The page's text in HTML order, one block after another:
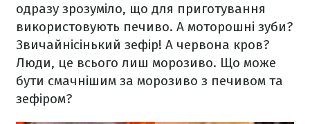
одразу зрозуміло, що для приготування
використовують печиво. А моторошні зуби?
Звичайнісінький зефір! А червона кров?
Люди, це всього лиш морозиво. Що може
бути смачнішим за морозиво з печивом та
зефіром?